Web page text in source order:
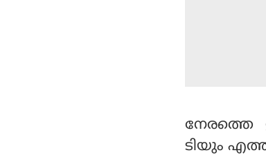
നേരത്തെ
ടിയും